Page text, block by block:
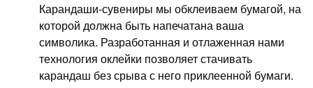
Карандаши-сувениры мы обклеиваем бумагой, на
которой должна быть напечатана ваша
символика. Разработанная и отлаженная нами
технология оклейки позволяет стачивать
карандаш без срыва с него приклеенной бумаги.